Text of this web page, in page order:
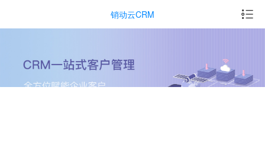
销动云CRM